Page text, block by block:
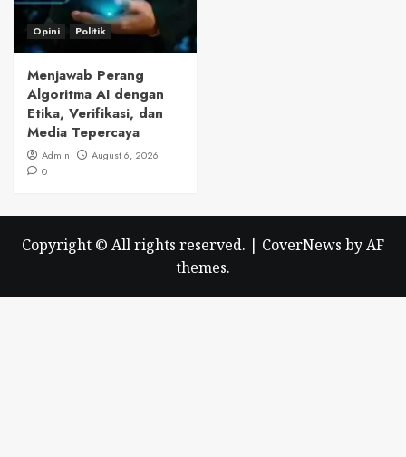
Opini Politik
Menjawab Perang
Algoritma AI dengan
Etika, Verifikasi, dan
Media Tepercaya
Admin
August 6, 2026
0
Copyright © All rights reserved. | CoverNews by AF
themes.